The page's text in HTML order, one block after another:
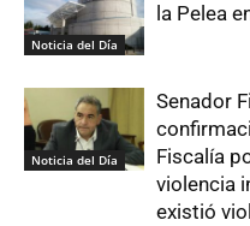
Noticia del Día
la Pelea
Noticia del Día
Senador
Fiscalía
violencia
existió